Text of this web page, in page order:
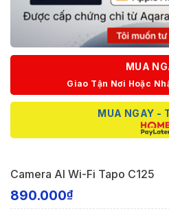
MUA
Giao Tận Nơi Hoặc
MUA NGAY -
Camera AI Wi-Fi Tapo C125
890.000₫